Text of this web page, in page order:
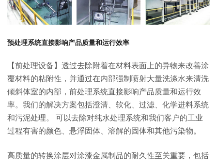
预处理系统直接影响产品质量和运行效率
【前处理设备】透过去除附着在材料表面上的异物来改善涂
覆材料的粘附性，并通过在内部强制喷射大量洗涤水来清洗
倾斜体室的内部， 前处理系统直接影响产品质量和运行效
率。我们的解决方案包括澄清、软化、过滤、化学进料系统
和污泥处理。 可以去除对纯水处理系统和我们客户的工业
过程有害的颜色、悬浮固体、溶解的固体和其他污染物。
高质量的转换涂层对涂漆金属制品的耐久性至关重要，包括